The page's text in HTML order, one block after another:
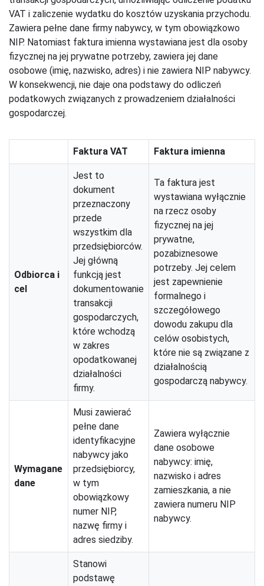
VAT i zaliczenie wydatku do kosztów uzyskania przychodu.
Zawiera pełne dane firmy nabywcy, w tym obowiązkowo
NIP. Natomiast faktura imienna wystawiana jest dla osoby
fizycznej na jej prywatne potrzeby, zawiera jej dane
osobowe (imię, nazwisko, adres) i nie zawiera NIP nabywcy.
W konsekwencji, nie daje ona podstawy do odliczeń
podatkowych związanych z prowadzeniem działalności
gospodarczej.
Faktura VAT Faktura imienna
Odbiorca i
cel
Jest to
dokument
przeznaczony
przede
wszystkim dla
przedsiębiorców.
Jej główną
funkcją jest
dokumentowanie
transakcji
gospodarczych,
które wchodzą
w zakres
opodatkowanej
działalności
firmy.
Ta faktura jest
wystawiana wyłącznie
na rzecz osoby
fizycznej na jej
prywatne,
pozabiznesowe
potrzeby. Jej celem
jest zapewnienie
formalnego i
szczegółowego
dowodu zakupu dla
celów osobistych,
które nie są związane z
działalnością
gospodarczą nabywcy.
Wymagane
dane
Musi zawierać
pełne dane
identyfikacyjne
nabywcy jako
przedsiębiorcy,
w tym
obowiązkowy
numer NIP,
nazwę firmy i
adres siedziby.
Zawiera wyłącznie
dane osobowe
nabywcy: imię,
nazwisko i adres
zamieszkania, a nie
zawiera numeru NIP
nabywcy.
Stanowi
podstawę